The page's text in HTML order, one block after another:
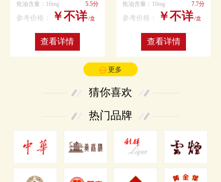
焦油含量：10mg 5.5分
参考价格： ￥不详/盒
查看详情
焦油含量：10mg 7.7分
参考价格： ￥不详/盒
查看详情
更多
猜你喜欢
热门品牌